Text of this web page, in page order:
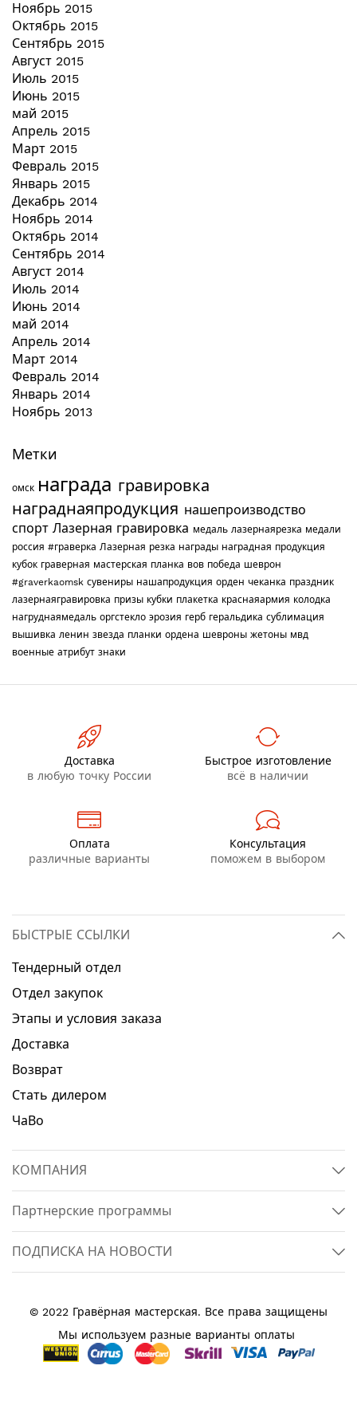
Ноябрь 2015
Октябрь 2015
Сентябрь 2015
Август 2015
Июль 2015
Июнь 2015
май 2015
Апрель 2015
Март 2015
Февраль 2015
Январь 2015
Декабрь 2014
Ноябрь 2014
Октябрь 2014
Сентябрь 2014
Август 2014
Июль 2014
Июнь 2014
май 2014
Апрель 2014
Март 2014
Февраль 2014
Январь 2014
Ноябрь 2013
Метки
омск награда гравировка
награднаяпродукция нашепроизводство
спорт Лазерная гравировка медаль лазернаярезка медали
россия #граверка Лазерная резка награды наградная продукция
кубок граверная мастерская планка вов победа шеврон
#graverkaomsk сувениры нашапродукция орден чеканка праздник
лазернаягравировка призы кубки плакетка краснаяармия колодка
нагруднаямедаль оргстекло эрозия герб геральдика сублимация
вышивка ленин звезда планки ордена шевроны жетоны мвд
военные атрибут знаки
Доставка
в любую точку России
Быстрое изготовление
всё в наличии
Оплата
различные варианты
Консультация
поможем в выбором
БЫСТРЫЕ ССЫЛКИ
Тендерный отдел
Отдел закупок
Этапы и условия заказа
Доставка
Возврат
Стать дилером
ЧаВо
КОМПАНИЯ
Партнерские программы
ПОДПИСКА НА НОВОСТИ
© 2022 Гравёрная мастерская. Все права защищены
Мы используем разные варианты оплаты